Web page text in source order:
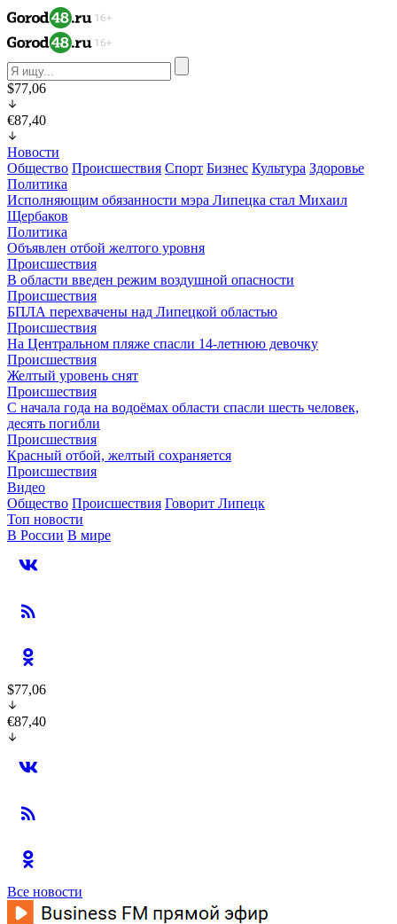
$77,06
€87,40
Новости
Общество Происшествия Спорт Бизнес Культура Здоровье
Политика
Исполняющим обязанности мэра Липецка стал Михаил
Щербаков
Политика
Объявлен отбой желтого уровня
Происшествия
В области введен режим воздушной опасности
Происшествия
БПЛА перехвачены над Липецкой областью
Происшествия
На Центральном пляже спасли 14-летнюю девочку
Происшествия
Желтый уровень снят
Происшествия
С начала года на водоёмах области спасли шесть человек,
десять погибли
Происшествия
Красный отбой, желтый сохраняется
Происшествия
Видео
Общество Происшествия Говорит Липецк
Топ новости
В России В мире
$77,06
€87,40
Все новости